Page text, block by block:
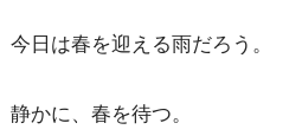
今日は春を迎える雨だろう。
静かに、春を待つ。